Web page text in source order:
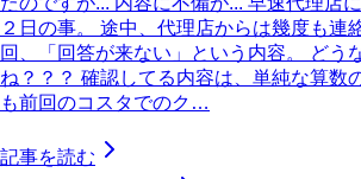
２日の事。 途中、代理店からは幾度も連
回、「回答が来ない」という内容。 どう
ね？？？ 確認してる内容は、単純な算数
も前回のコスタでのク…
記事を読む